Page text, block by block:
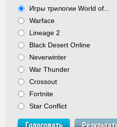
Игры трилогии World of...
Warface
Lineage 2
Black Desert Online
Neverwinter
War Thunder
Crossout
Fortnite
Star Conflict